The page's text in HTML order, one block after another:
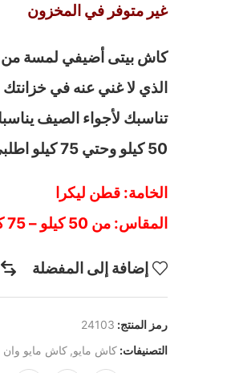
غير متوفر في المخزون
كاش بيتى أضيفي لمسة من
الذي لا غني عنه في
تناسبك لأجواء الصيف
50 كيلو وحتي 75 كيلو اطلبي الأن قبل نفاذ الكمية
الخامة: قطن ليكرا
المقاس: من 50 كيلو – 75 كيلو
إضافة إلى المفضلة
رمز المنتج: 24103
التصنيفات: كاش مايو, كاش مايو وان